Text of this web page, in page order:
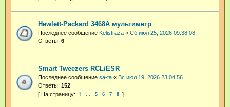
Hewlett-Packard 3468A мультиметр
Последнее сообщение Kelistraza « Сб июл 25, 2026 09:38:08
Ответы: 6
Smart Tweezers RCL/ESR
Последнее сообщение sa-ta « Вс июл 19, 2026 23:04:56
Ответы: 152
1 … 5 6 7 8